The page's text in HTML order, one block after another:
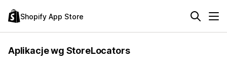
Shopify App Store
Aplikacje wg StoreLocators